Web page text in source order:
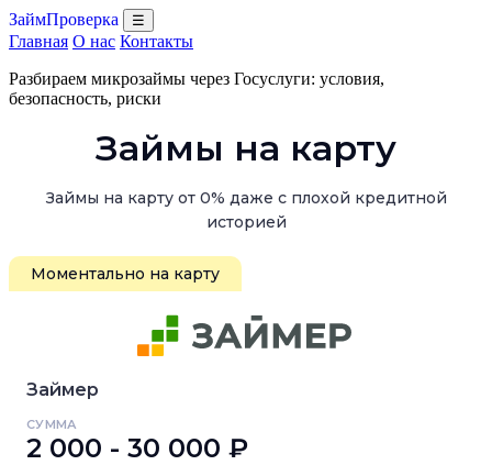
ЗаймПроверка ☰
Главная О нас Контакты
Разбираем микрозаймы через Госуслуги: условия,
безопасность, риски
Займы на карту
Займы на карту от 0% даже с плохой кредитной
историей
Моментально на карту
Займер
СУММА
2 000 - 30 000 ₽